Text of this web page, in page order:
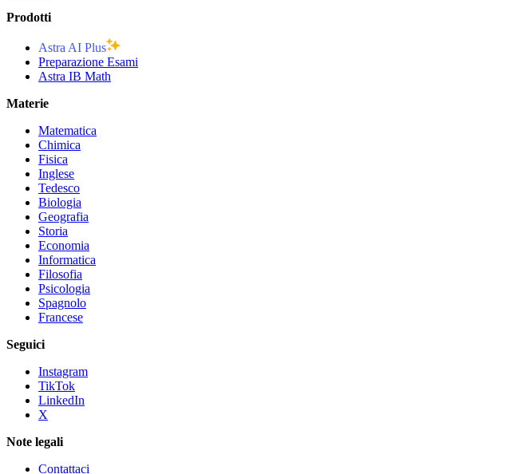
Prodotti
Astra AI Plus
Preparazione Esami
Astra IB Math
Materie
Matematica
Chimica
Fisica
Inglese
Tedesco
Biologia
Geografia
Storia
Economia
Informatica
Filosofia
Psicologia
Spagnolo
Francese
Seguici
Instagram
TikTok
LinkedIn
X
Note legali
Contattaci